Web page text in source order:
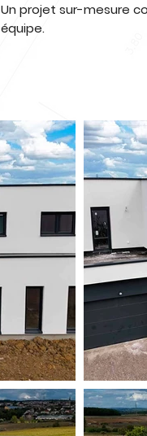
Un projet sur-mesure
équipe.